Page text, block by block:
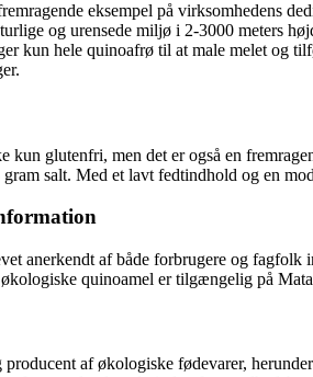
eksempel på virksomhedens
og urensede miljø i 2-3000 meters
kun hele quinoafrø til at male melet og
kun glutenfri, men det er også en
salt. Med et lavt fedtindhold og en
anerkendt af både forbrugere og
quinoamel er tilgængelig på
af økologiske fødevarer,